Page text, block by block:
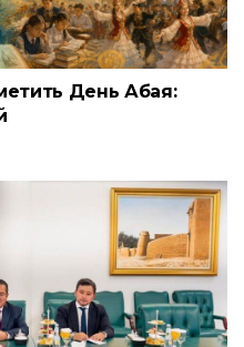
День Абая: